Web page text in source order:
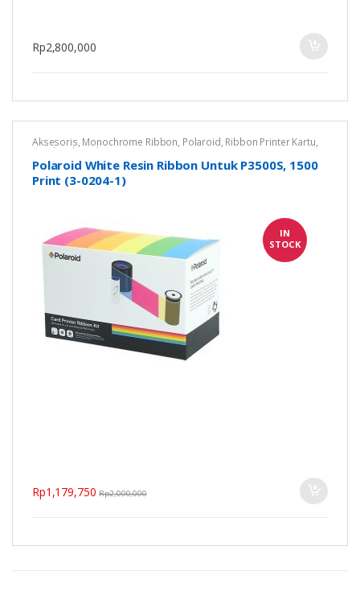
Rp2,800,000
Aksesoris, Monochrome Ribbon, Polaroid, Ribbon Printer Kartu,
Untuk Polaroid P3500S
Polaroid White Resin Ribbon Untuk P3500S, 1500
Print (3-0204-1)
IN
STOCK
Rp1,179,750 Rp2,000,000